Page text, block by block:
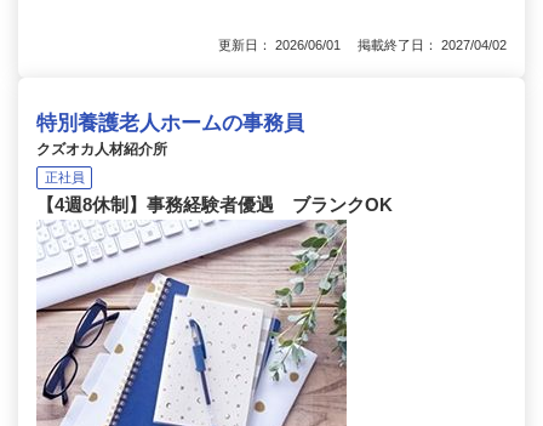
更新日： 2026/06/01 掲載終了日： 2027/04/02
特別養護老人ホームの事務員
クズオカ人材紹介所
正社員
【4週8休制】事務経験者優遇 ブランクOK